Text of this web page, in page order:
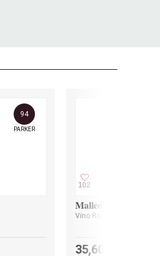
94
PARKER
102
Malleolus 2023
Vino Rosso
35,60